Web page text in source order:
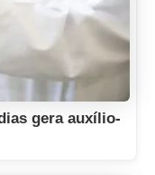
gera auxílio-